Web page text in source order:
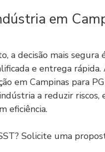
em
a decisão mais segura
e entrega rápida.
em Campinas para
a reduzir riscos,
eficiência.
Solicite uma